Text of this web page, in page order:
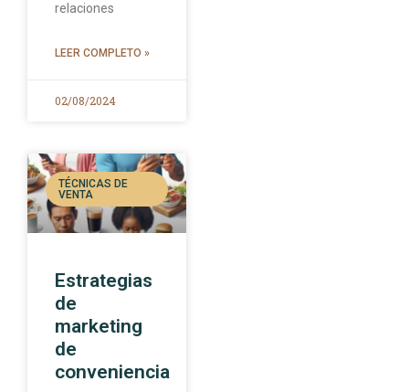
relaciones
LEER COMPLETO »
02/08/2024
TÉCNICAS DE
VENTA
Estrategias
de
marketing
de
conveniencia